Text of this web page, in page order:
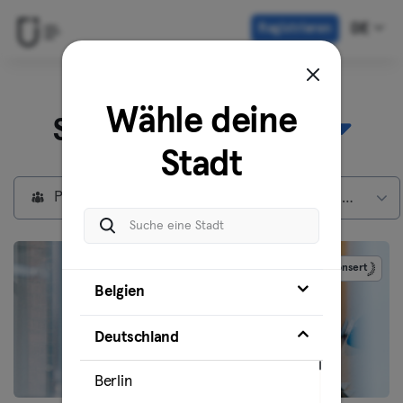
Registrieren
Entdecke unsere
Standorte inBerlin
Privatmitglieder Max Mitgliedschaft
Gesponsert
Wähle deine
Stadt
Belgien
Deutschland
Berlin